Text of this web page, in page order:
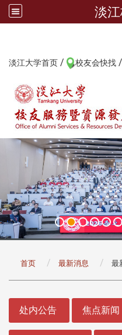
淡
淡江大学首页 / 校友会快找 /
首页 最新消息 最
处内公告 焦点新闻